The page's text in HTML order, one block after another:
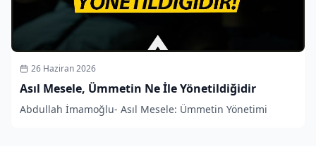
26 Haziran 2026
Asıl Mesele, Ümmetin Ne İle Yönetildiğidir
Abdullah İmamoğlu- Asıl Mesele: Ümmetin Yönetimi